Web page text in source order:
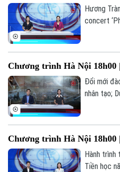
Đất đai
Kinh nghiệm
Xe máy
Thị trường
Đánh giá
Tin tức
Tuyển sinh
Hướng nghiệp
Văn hóa
Tin tức
Di tích
Sức khỏe
Y tế
Dinh dưỡng
Tư vấn sức khỏe
Thể thao
Bóng đá
Quần vợt
Golf
Giải trí
Tin tức
Sao
Điện ảnh
Hương
concert
bản tin
Chương trình Hà Nội 18h00
Đổi mới
nhân tạo;
trong bản
Chương trình Hà Nội 18h00
Hành trình
Tiền học